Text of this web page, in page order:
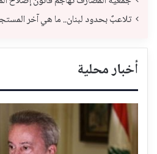
تلاعبٌ بحدود لبنان.. ما هي آخر
أخبار محلية